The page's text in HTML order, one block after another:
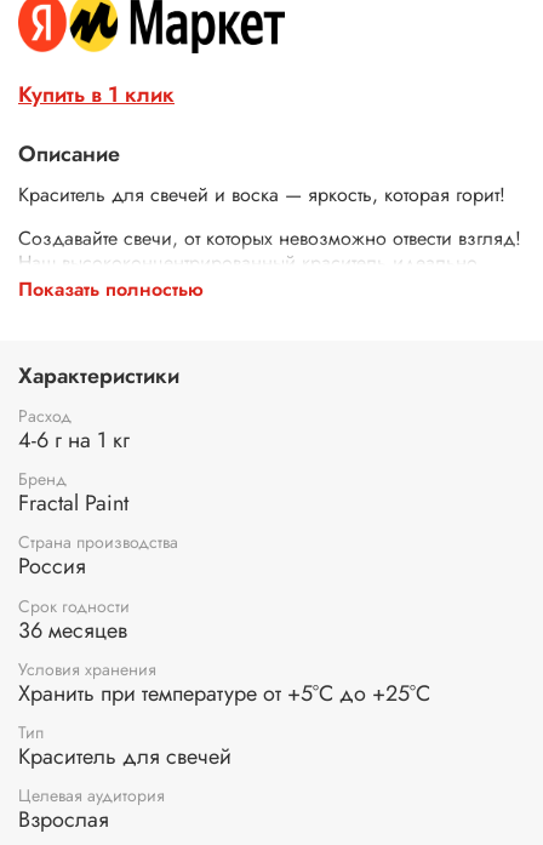
Купить в 1 клик
Описание
Краситель для свечей и воска — яркость, которая горит!
Создавайте свечи, от которых невозможно отвести взгляд!
Наш высококонцентрированный краситель идеально
растворяется в любом воске — соевом, пчелином,
основы достаточно 6 гр. красителя.
Стойкий цвет — не выцветает со временем и не теряет
яркости при горении
Безопасен и прост в использовании — не содержит
вредных примесей, подходит для домашнего творчества.
Широкая палитра оттенков — от глубоких тонов до нежных
пастельных нюансов.
тематических свечей — в том числе новогодних
композиций с золотыми акцентами, природными
мотивами и праздничным сиянием!
Подарите своему воску душу цвета — зажгите
вдохновение!
Показать полностью
Характеристики
Расход
4-6 г на 1 кг
Бренд
Fractal Paint
Страна производства
Россия
Срок годности
36 месяцев
Условия хранения
Хранить при температуре от +5°С до +25°С
Тип
Краситель для свечей
Целевая аудитория
Взрослая